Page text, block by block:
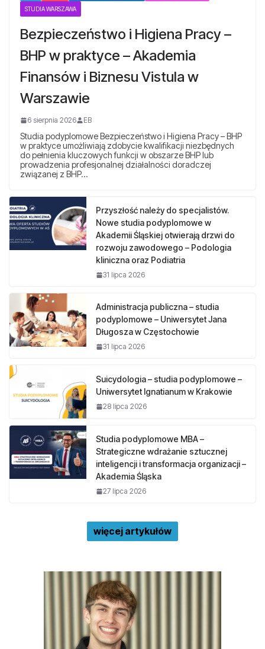
STUDIA WARSZAWA
Bezpieczeństwo i Higiena Pracy –
BHP w praktyce – Akademia
Finansów i Biznesu Vistula w
Warszawie
6 sierpnia 2026 EB
Studia podyplomowe Bezpieczeństwo i Higiena Pracy – BHP
w praktyce umożliwiają zdobycie kwalifikacji niezbędnych
do pełnienia kluczowych funkcji w obszarze BHP lub
prowadzenia profesjonalnej działalności doradczej
związanej z BHP…
Przyszłość należy do specjalistów.
Nowe studia podyplomowe w
Akademii Śląskiej otwierają drzwi do
rozwoju zawodowego – Podologia
kliniczna oraz Podiatria
31 lipca 2026
Administracja publiczna – studia
podyplomowe – Uniwersytet Jana
Długosza w Częstochowie
31 lipca 2026
Suicydologia – studia podyplomowe –
Uniwersytet Ignatianum w Krakowie
28 lipca 2026
Studia podyplomowe MBA –
Strategiczne wdrażanie sztucznej
inteligencji i transformacja organizacji –
Akademia Śląska
27 lipca 2026
więcej artykułów